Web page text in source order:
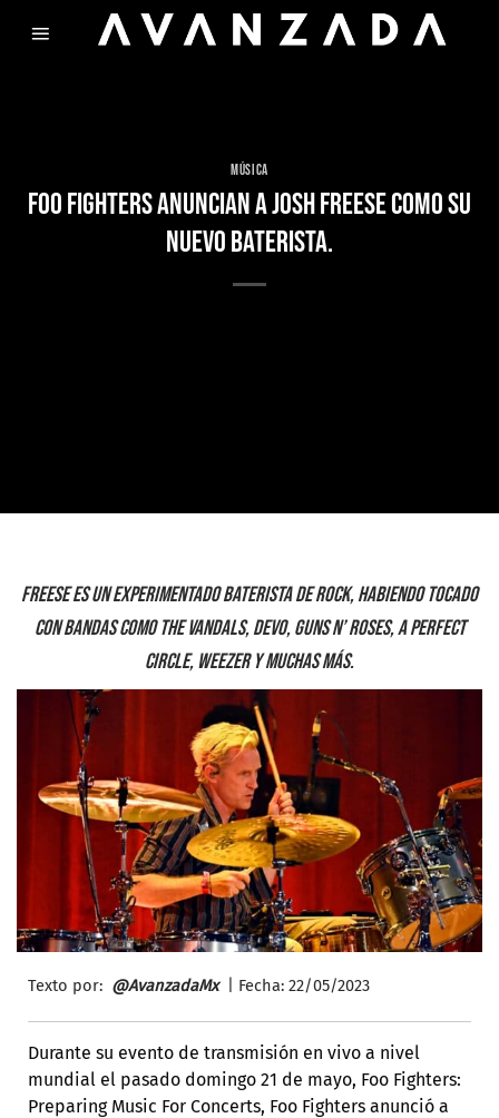
MÚSICA
FOO FIGHTERS ANUNCIAN A JOSH FREESE COMO SU
NUEVO BATERISTA.
Freese es un experimentado baterista de rock, habiendo tocado
con bandas como The Vandals, Devo, Guns N’ Roses, A Perfect
Circle, Weezer y muchas más.
Texto por: @AvanzadaMx | Fecha: 22/05/2023
Durante su evento de transmisión en vivo a nivel
mundial el pasado domingo 21 de mayo, Foo Fighters:
Preparing Music For Concerts, Foo Fighters anunció a